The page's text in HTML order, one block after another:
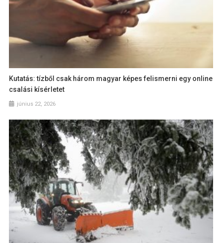
Kutatás: tízből csak három magyar képes felismerni egy online
csalási kísérletet
június 22, 2026